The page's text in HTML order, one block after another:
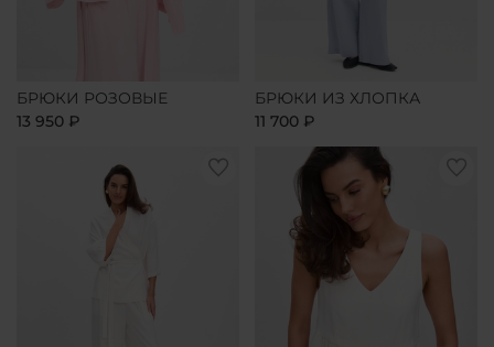
БРЮКИ РОЗОВЫЕ
13 950 ₽
БРЮКИ ИЗ ХЛОПКА
11 700 ₽